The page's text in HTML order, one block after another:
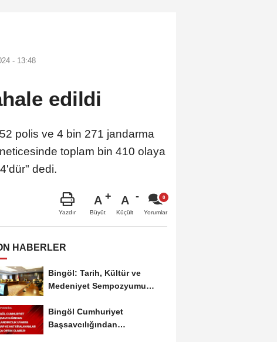
- 13:48
edildi
polis ve 4 bin 271 jandarma
toplam bin 410 olaya
dedi.
Yazdır
A
Büyüt
A
Küçült Yorumlar
HABERLER
Bingöl: Tarih, Kültür ve
Medeniyet Sempozyumu
Bingöl Cumhuriyet
Başsavcılığından